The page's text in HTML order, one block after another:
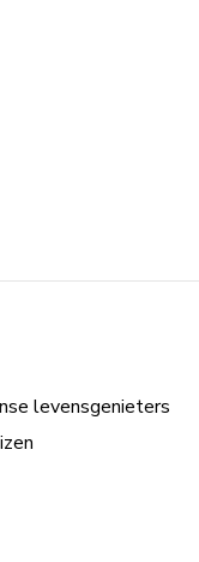
levensgenieters